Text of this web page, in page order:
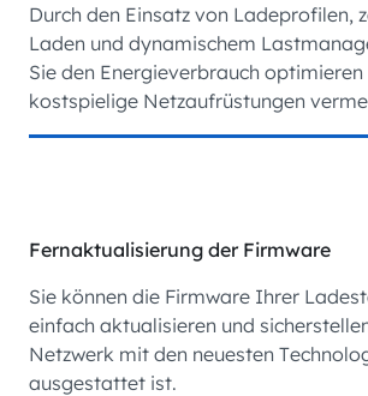
Durch den Einsatz von Ladeprofilen,
Laden und dynamischem
Sie den Energieverbrauch optimieren
kostspielige Netzaufrüstungen
Fernaktualisierung der Firmware
Sie können die Firmware Ihrer
einfach aktualisieren und
Netzwerk mit den neuesten
ausgestattet ist.